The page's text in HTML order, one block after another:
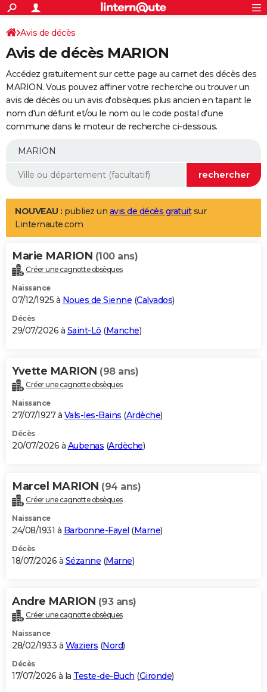
ACTUALITÉS
Politique
Société
Faits Divers
Education
Monde
Villes
+
SPORT
Coupe du monde 2026
Football
Tennis
Cyclisme
Rugby
Forum
Programme TV
TNT
Streaming
Cinéma
Sorties cinéma
Musique
+
FINANCE
Retraite
Epargne
Immobilier
Risques naturels par ville
Banque
Assurance
AUTO
Essais
Réserver un essai
Citadines
Berlines
SUV
Forum auto
+
Mobiles
Meilleur smartphone
Internet
Ordinateurs
Jeux vidéo
Guide high-tech
Aménagement intérieur
LIFESTYLE
Art de vivre
Bien-être
Loisirs
Mode
Modes de vie
Alimentation
Guide de la santé
Maladies
Médicaments
Sommeil
VOYAGE
Destinations
City break
Voyage nature
Voyage de noces
Forum
Climat
+PHOTO
GUIDES D'ACHAT
BONS PLANS
Carte de Noël
Carte Bonne année
Carte Saint-Valentin
Carte Pâques
Carte d'anniversaire
DICTIONNAIRE
Dictionnaire
Biographies
Citations
Expressions
Proverbes
PROGRAMME TV
S'inscrire
Se connecter
Lycées
Collèges
Primaires
Universités
Entreprises
Service militaire
Avis de recherche
AVIS DE DÉCÈS
Bricolage
Lifestyle
Culture
Sport
Auto
Television
Voyage
Cinema
Avis de décès
Avis de décès MARION
Accédez gratuitement sur cette page au carnet des décès des
MARION. Vous pouvez affiner votre recherche ou trouver un
avis de décès ou un avis d'obsèques plus ancien en tapant le
nom d'un défunt et/ou le nom ou le code postal d'une
commune dans le moteur de recherche ci-dessous.
NOUVEAU : publiez un avis de décès gratuitsur
Linternaute.com
Marie MARION (100 ans)
Créer une cagnotte obsèques
Naissance
07/12/1925 à Noues de Sienne (Calvados)
Décès
29/07/2026 à Saint-Lô (Manche)
Yvette MARION (98 ans)
Créer une cagnotte obsèques
Naissance
27/07/1927 à Vals-les-Bains (Ardèche)
Décès
20/07/2026 à Aubenas (Ardèche)
Marcel MARION (94 ans)
Créer une cagnotte obsèques
Naissance
24/08/1931 à Barbonne-Fayel (Marne)
Décès
18/07/2026 à Sézanne (Marne)
Andre MARION (93 ans)
Créer une cagnotte obsèques
Naissance
28/02/1933 à Waziers (Nord)
Décès
17/07/2026 à la Teste-de-Buch (Gironde)